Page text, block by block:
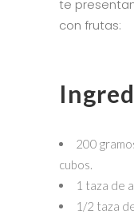
te
con frutas:
200
cubos.
1 taza de
1/2 taza